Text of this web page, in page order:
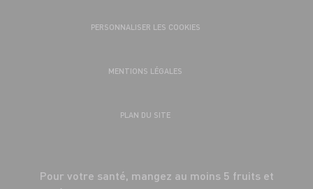
PERSONNALISER LES COOKIES
MENTIONS LÉGALES
PLAN DU SITE
Pour votre santé, mangez au moins 5 fruits et